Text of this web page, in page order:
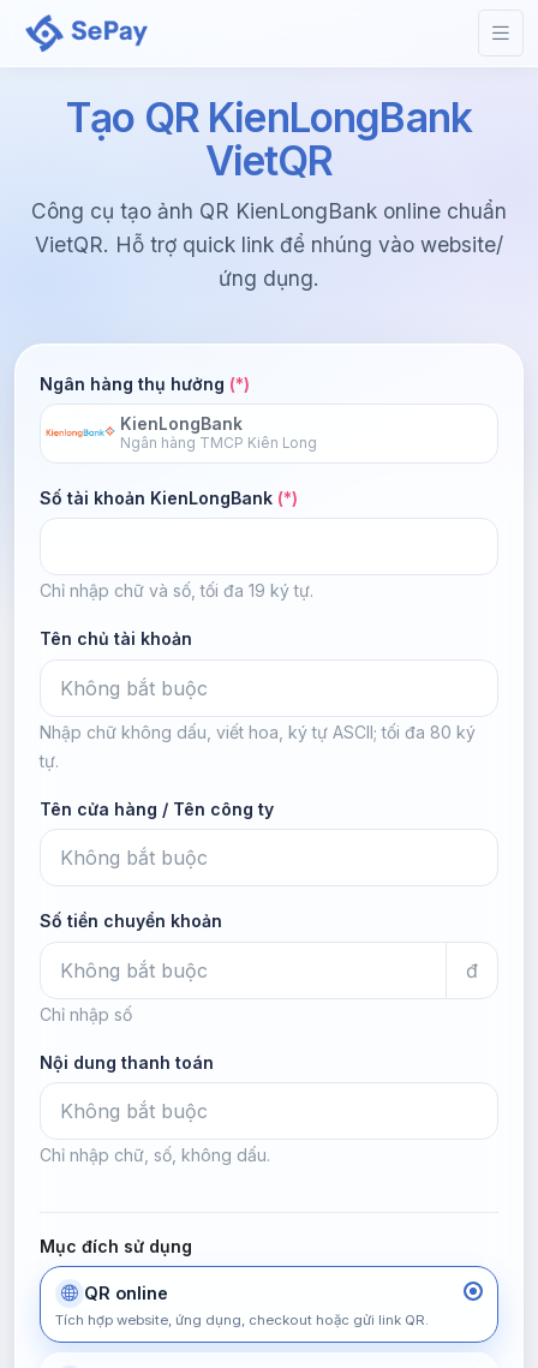
Tạo QR KienLongBank
VietQR
Công cụ tạo ảnh QR KienLongBank online chuẩn
VietQR. Hỗ trợ quick link để nhúng vào website/
ứng dụng.
Ngân hàng thụ hưởng (*)
KienLongBank
Ngân hàng TMCP Kiên Long
Số tài khoản KienLongBank (*)
Chỉ nhập chữ và số, tối đa 19 ký tự.
Tên chủ tài khoản
Nhập chữ không dấu, viết hoa, ký tự ASCII; tối đa 80 ký
tự.
Tên cửa hàng / Tên công ty
Số tiền chuyển khoản
đ
Chỉ nhập số
Nội dung thanh toán
Chỉ nhập chữ, số, không dấu.
Mục đích sử dụng
QR online
Tích hợp website, ứng dụng, checkout hoặc gửi link QR.